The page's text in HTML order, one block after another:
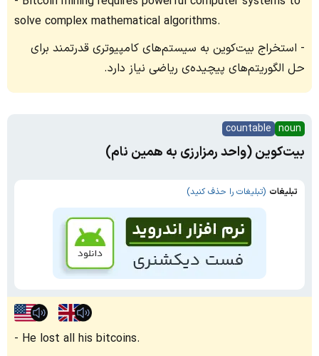
solve complex mathematical algorithms.
استخراج بیت‌کوین به سیستم‌های کامپیوتری قدرتمند برای
حل الگوریتم‌های پیچیده‌ی ریاضی نیاز دارد.
noun
countable
بیت‌کوین (واحد رمزارزی به همین نام)
تبلیغات (تبلیغات را حذف کنید)
He lost all his bitcoins.